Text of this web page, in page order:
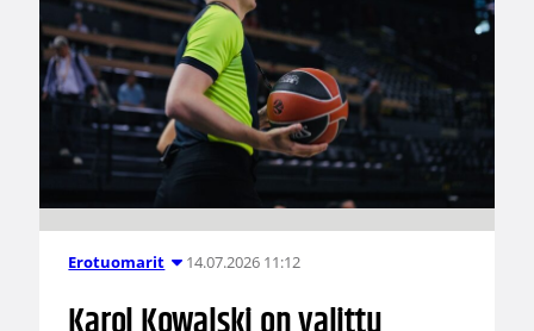
Erotuomarit 14.07.2026 11:12